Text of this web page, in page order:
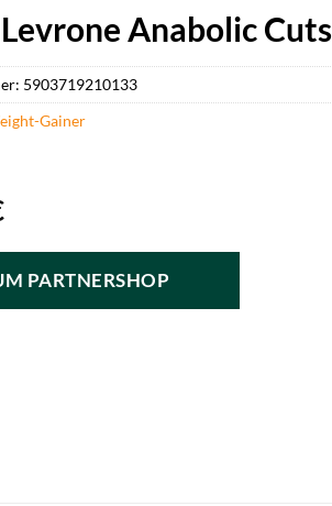
Anabolic Cuts
PARTNERSHOP
5903719210133
Gainer